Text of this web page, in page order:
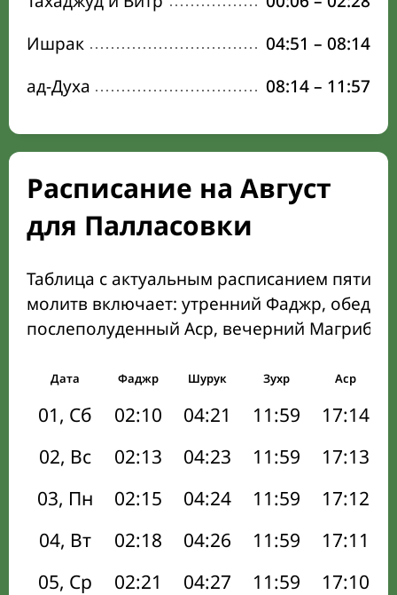
Ишрак
04:51 – 08:14
ад-Духа
08:14– 11:57
Расписание на Август
для Палласовки
Таблица с актуальным расписанием пяти
молитв включает: утренний Фаджр,
послеполуденный Аср, вечерний Магриб
Дата Фаджр Шурук Зухр Аср
01, Сб 02:10 04:21 11:59 17:14
02, Вс
02:13 04:23 11:59 17:13
03, Пн
02:15 04:24 11:59 17:12
04, Вт
02:18 04:26 11:59 17:11
05, Ср
02:21 04:27 11:59 17:10